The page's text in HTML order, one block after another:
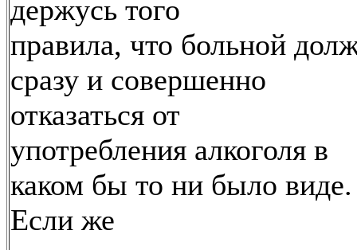
держусь того
правила, что больной
сразу и совершенно
отказаться от
употребления алкоголя в
каком бы то ни было виде.
Если же